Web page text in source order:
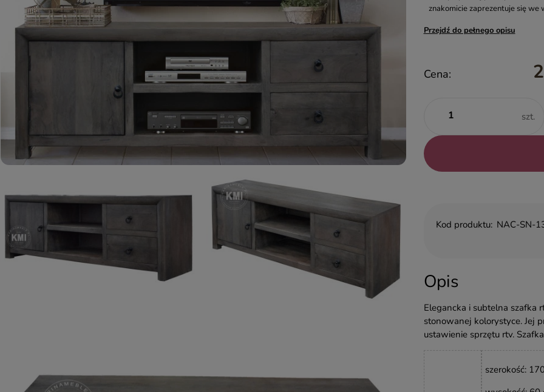
ROMA – MEBLE LOFTOWE MANGO I METAL
WESTPORT – LOFTOWE MEBLE VINTAGE
RIVERSIDE – POSTARZONE MEBLE LOFTOWE DREWNIANE
MILO – NOWOCZESNE MEBLE INDYJSKIE Z DREWNA MANGO
znakomicie zaprezentuje się
Przejdź do pełnego opisu
Cena:
szt.
Kod produktu: NAC-SN-
Opis
Elegancka i subtelna szafka
stonowanej kolorystyce. Jej
ustawienie sprzętu rtv.
szerokość: